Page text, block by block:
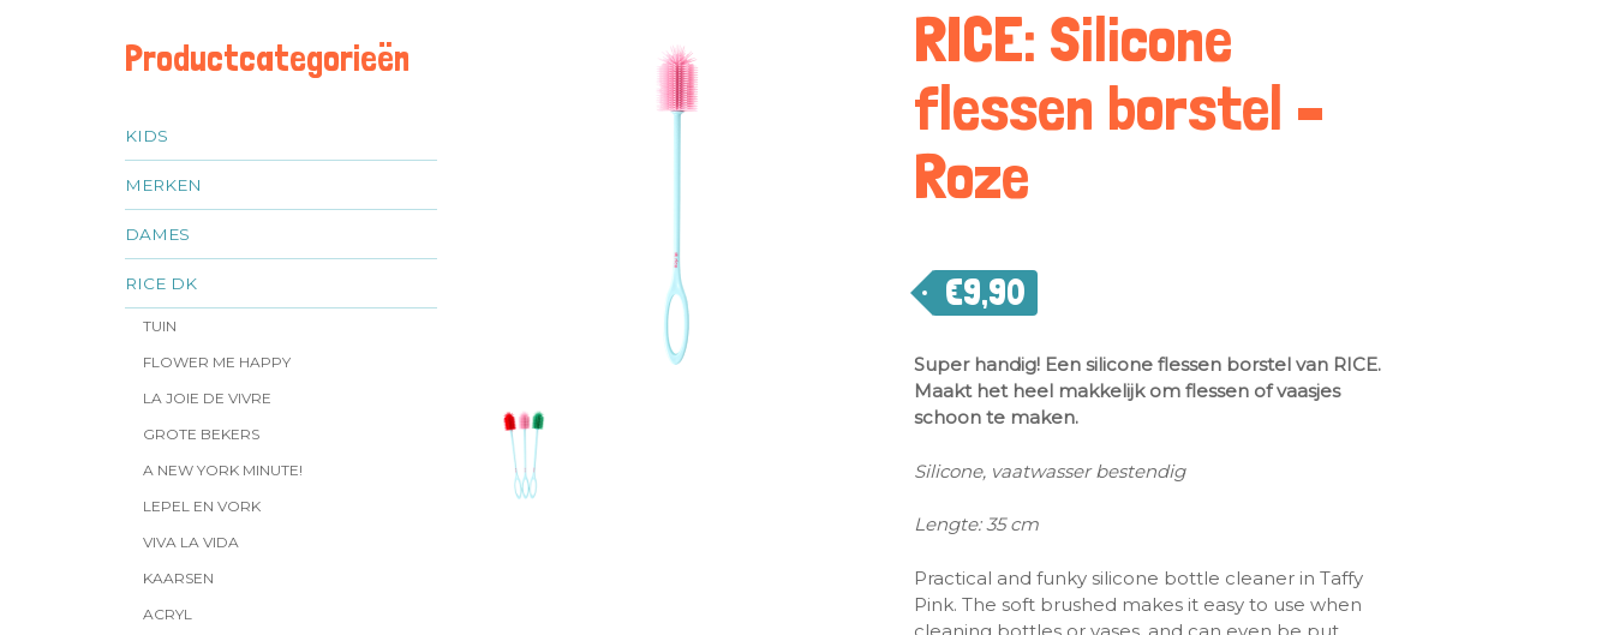
Productcategorieën
KIDS
MERKEN
DAMES
RICE DK
TUIN
FLOWER ME HAPPY
LA JOIE DE VIVRE
GROTE BEKERS
A NEW YORK MINUTE!
LEPEL EN VORK
VIVA LA VIDA
KAARSEN
ACRYL
RICE: Silicone
flessen borstel –
Roze
€9,90
Super handig! Een silicone flessen borstel van RICE.
Maakt het heel makkelijk om flessen of vaasjes
schoon te maken.
Silicone, vaatwasser bestendig
Lengte: 35 cm
Practical and funky silicone bottle cleaner in Taffy
Pink. The soft brushed makes it easy to use when